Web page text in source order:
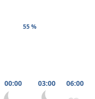
55 %
00:00 03:00 06:00